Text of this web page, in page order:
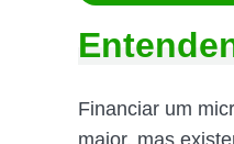
Financiar um
maior, mas